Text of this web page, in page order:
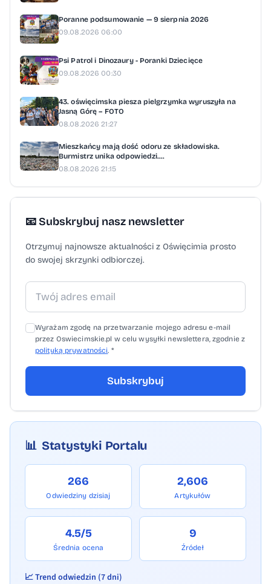
Poranne podsumowanie — 9 sierpnia 2026
09.08.2026 06:00
Psi Patrol i Dinozaury - Poranki Dziecięce
09.08.2026 00:30
43. oświęcimska piesza pielgrzymka wyruszyła na
Jasną Górę – FOTO
08.08.2026 21:27
Mieszkańcy mają dość odoru ze składowiska.
Burmistrz unika odpowiedzi....
08.08.2026 21:15
📧 Subskrybuj nasz newsletter
Otrzymuj najnowsze aktualności z Oświęcimia prosto
do swojej skrzynki odbiorczej.
Wyrażam zgodę na przetwarzanie mojego adresu e-mail
przez Oswiecimskie.pl w celu wysyłki newslettera, zgodnie z
polityką prywatności. *
Subskrybuj
📊 Statystyki Portalu
266
Odwiedziny dzisiaj
2,606
Artykułów
4.5/5
Średnia ocena
9
Źródeł
📈 Trend odwiedzin (7 dni)